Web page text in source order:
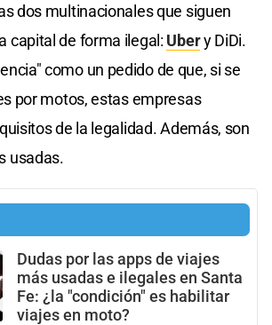
dos multinacionales que siguen
capital de forma ilegal: Ubery DiDi.
como un pedido de que, si se
por motos, estas empresas
de la legalidad. Además, son
usadas.
Dudas por las apps de viajes
más usadas e ilegales en Santa
Fe: ¿la "condición" es habilitar
viajes en moto?